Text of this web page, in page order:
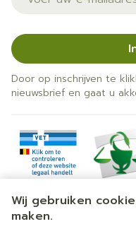
Wij gebruiken
maken.
Door op inschrijven te
nieuwsbrief en gaat u